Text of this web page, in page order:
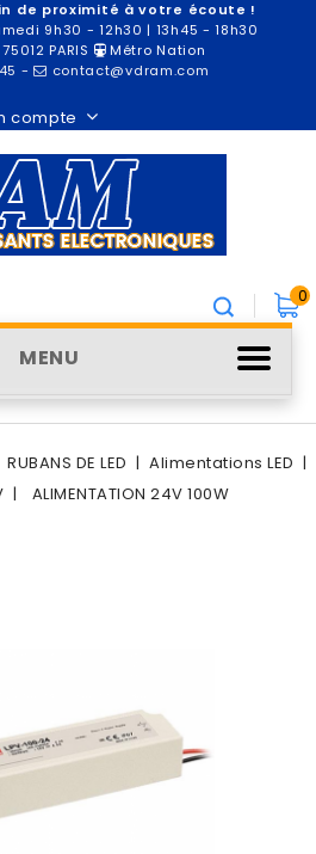
de proximité à votre écoute !
9h30 - 12h30 | 13h45 - 18h30
75012 PARIS
Métro Nation
- contact@vdram.com
compte
0
MENU
RUBANS DE LED
Alimentations LED
ALIMENTATION 24V 100W